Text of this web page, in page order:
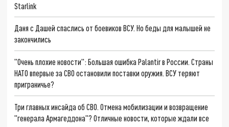
Starlink
Даня с Дашей спаслись от боевиков ВСУ. Но беды для малышей не
закончились
"Очень плохие новости": Большая ошибка Palantir в России. Страны
НАТО впервые за СВО остановили поставки оружия. ВСУ теряют
приграничье?
Три главных инсайда об СВО. Отмена мобилизации и возвращение
"генерала Армагеддона"? Отличные новости, которые ждали все